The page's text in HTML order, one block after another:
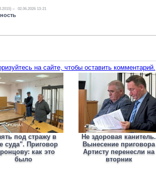
02.06.2026 13:21
на сайте, чтобы оставить комментарий.
под стражу в
суда". Приговор
как это
было
Не здоровая канитель.
Вынесение приговора
Артисту перенесли на
вторник